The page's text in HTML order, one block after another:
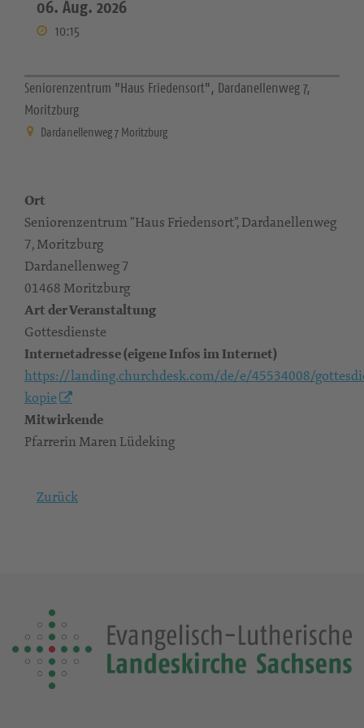
06. Aug. 2026
10:15
Seniorenzentrum "Haus Friedensort", Dardanellenweg 7,
Moritzburg
Dardanellenweg 7 Moritzburg
Ort
Seniorenzentrum "Haus Friedensort", Dardanellenweg
7, Moritzburg
Dardanellenweg 7
01468 Moritzburg
Art der Veranstaltung
Gottesdienste
Internetadresse (eigene Infos im Internet)
https://landing.churchdesk.com/de/e/45534008/
kopie
Mitwirkende
Pfarrerin Maren Lüdeking
Zurück